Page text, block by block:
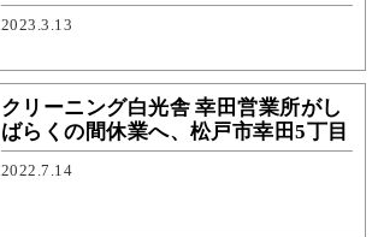
2023.3.13
クリーニング白光舎 幸田営業所がし
ばらくの間休業へ、松戸市幸田5丁目
2022.7.14